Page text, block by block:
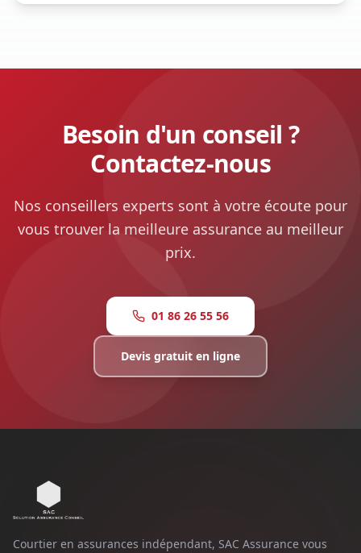
Besoin d'un conseil ?
Contactez-nous
Nos conseillers experts sont à votre écoute pour
vous trouver la meilleure assurance au meilleur
prix.
01 86 26 55 56
Devis gratuit en ligne
Courtier en assurances indépendant, SAC Assurance vous